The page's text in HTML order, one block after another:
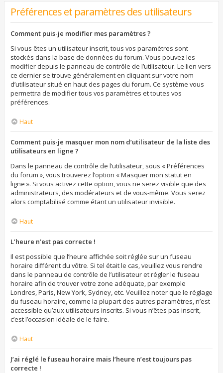
Préférences et paramètres des utilisateurs
Comment puis-je modifier mes paramètres ?
Si vous êtes un utilisateur inscrit, tous vos paramètres sont
stockés dans la base de données du forum. Vous pouvez les
modifier depuis le panneau de contrôle de l’utilisateur. Le lien vers
ce dernier se trouve généralement en cliquant sur votre nom
d’utilisateur situé en haut des pages du forum. Ce système vous
permettra de modifier tous vos paramètres et toutes vos
préférences.
Haut
Comment puis-je masquer mon nom d’utilisateur de la liste des
utilisateurs en ligne ?
Dans le panneau de contrôle de l’utilisateur, sous « Préférences
du forum », vous trouverez l’option « Masquer mon statut en
ligne ». Si vous activez cette option, vous ne serez visible que des
administrateurs, des modérateurs et de vous-même. Vous serez
alors comptabilisé comme étant un utilisateur invisible.
Haut
L’heure n’est pas correcte !
Il est possible que l’heure affichée soit réglée sur un fuseau
horaire différent du vôtre. Si tel était le cas, veuillez vous rendre
dans le panneau de contrôle de l’utilisateur et régler le fuseau
horaire afin de trouver votre zone adéquate, par exemple
Londres, Paris, New York, Sydney, etc. Veuillez noter que le réglage
du fuseau horaire, comme la plupart des autres paramètres, n’est
accessible qu’aux utilisateurs inscrits. Si vous n’êtes pas inscrit,
c’est l’occasion idéale de le faire.
Haut
J’ai réglé le fuseau horaire mais l’heure n’est toujours pas
correcte !